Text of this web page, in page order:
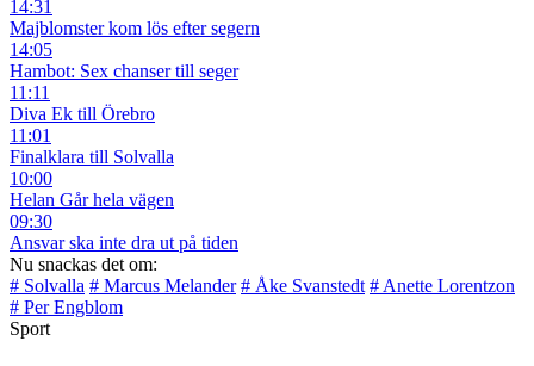
14:31
Majblomster kom lös efter segern
14:05
Hambot: Sex chanser till seger
11:11
Diva Ek till Örebro
11:01
Finalklara till Solvalla
10:00
Helan Går hela vägen
09:30
Ansvar ska inte dra ut på tiden
Nu snackas det om:
# Solvalla # Marcus Melander # Åke Svanstedt # Anette Lorentzon
# Per Engblom
Sport